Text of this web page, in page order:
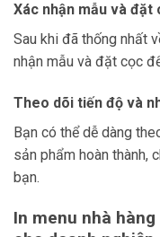
Xác nhận mẫu và đặt
Sau khi đã thống nhất
nhận mẫu và đặt cọc
Theo dõi tiến độ và
Bạn có thể dễ dàng
sản phẩm hoàn thành,
bạn.
In menu nhà